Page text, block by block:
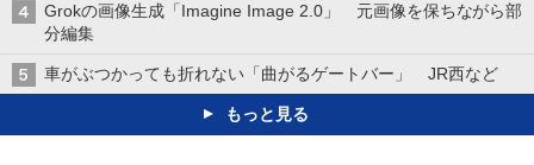
Grokの画像生成「Imagine Image 2.0」 元画像を保ちながら部
分編集
車がぶつかっても折れない「曲がるゲートバー」 JR西など
もっと見る